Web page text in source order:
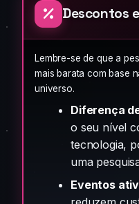
Descontos
Lembre-se de que a
mais barata com base
universo.
Diferença
o seu nível
tecnologia,
uma
Eventos